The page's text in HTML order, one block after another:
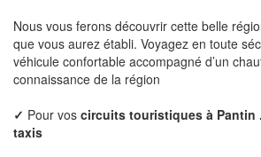
Nous vous ferons découvrir cette belle
que vous aurez établi. Voyagez en toute
véhicule confortable accompagné d’un
connaissance de la région
✓ Pour vos circuits touristiques à Pantin
taxis